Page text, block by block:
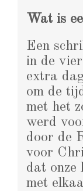
Wat is
Een
in de
extra
om de
met het
werd
door de
voor
dat onze
met